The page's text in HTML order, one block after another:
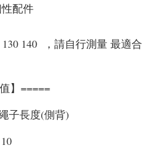
配件
140 ，請自行測量 最適合
】=====
長度(側背)